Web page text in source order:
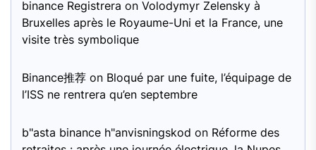
binance Registrera on Volodymyr Zelensky à
Bruxelles après le Royaume-Uni et la France, une
visite très symbolique
Binance推荐 on Bloqué par une fuite, l’équipage de
l’ISS ne rentrera qu’en septembre
b"asta binance h"anvisningskod on Réforme des